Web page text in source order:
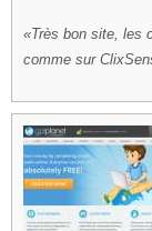
Très bon site, les
comme sur